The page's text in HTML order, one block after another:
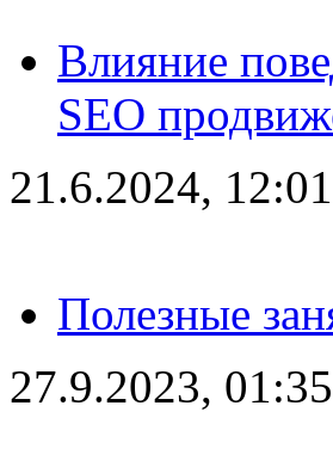
Влияние
SEO
21.6.2024, 12:01
Полезные
27.9.2023, 01:35